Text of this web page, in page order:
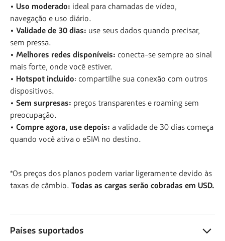
• Uso moderado: ideal para chamadas de vídeo,
navegação e uso diário.
• Validade de 30 dias: use seus dados quando precisar,
sem pressa.
• Melhores redes disponíveis: conecta-se sempre ao sinal
mais forte, onde você estiver.
• Hotspot incluído: compartilhe sua conexão com outros
dispositivos.
• Sem surpresas: preços transparentes e roaming sem
preocupação.
• Compre agora, use depois: a validade de 30 dias começa
quando você ativa o eSIM no destino.
*Os preços dos planos podem variar ligeramente devido às
taxas de câmbio. Todas as cargas serão cobradas em USD.
Países suportados